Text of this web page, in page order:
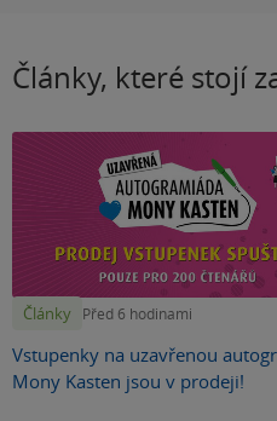
Články, které stojí
Články Před 6 hodinami
Vstupenky na uzavřenou
Mony Kasten jsou v prodeji!